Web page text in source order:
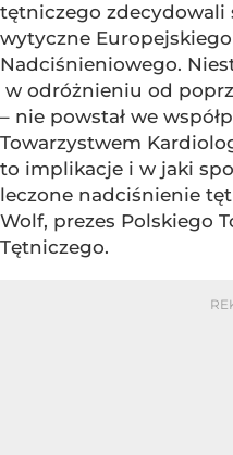
tętniczego zdecydowali
wytyczne
Nadciśnieniowego.
w odróżnieniu od
– nie powstał we
Towarzystwem
to implikacje i w jaki
leczone nadciśnienie
Wolf, prezes Polskiego
Tętniczego.